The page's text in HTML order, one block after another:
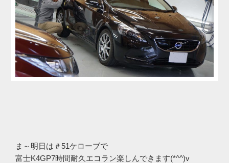
ま～明日は＃51ケローブで
富士K4GP7時間耐久エコラン楽しんできます(*^^)v